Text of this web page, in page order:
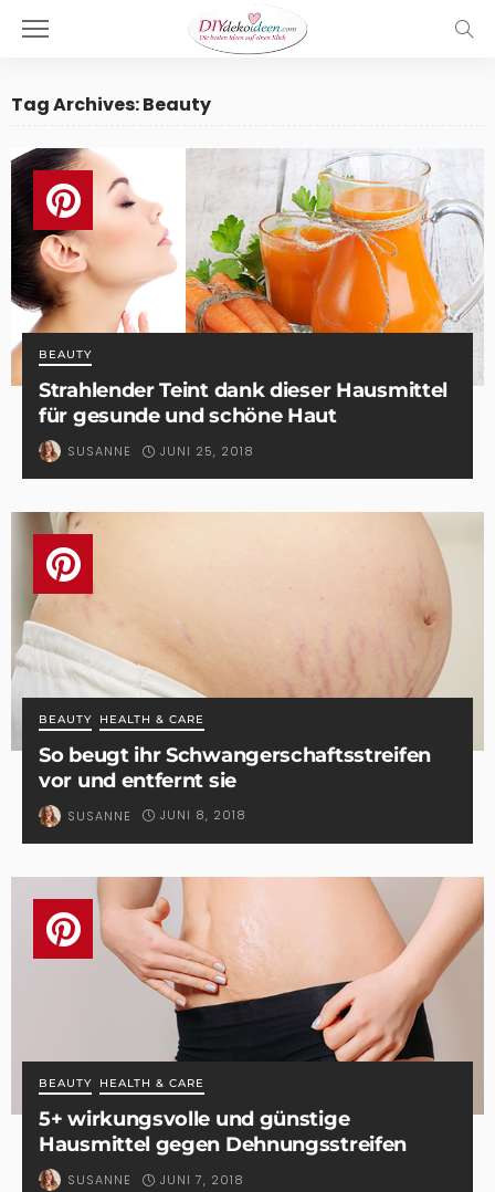
Tag Archives: Beauty
BEAUTY
Strahlender Teint dank dieser Hausmittel
für gesunde und schöne Haut
SUSANNE JUNI 25, 2018
BEAUTY HEALTH & CARE
So beugt ihr Schwangerschaftsstreifen
vor und entfernt sie
SUSANNE JUNI 8, 2018
BEAUTY HEALTH & CARE
5+ wirkungsvolle und günstige
Hausmittel gegen Dehnungsstreifen
SUSANNE JUNI 7, 2018